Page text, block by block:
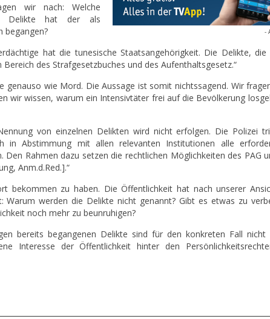
-
wir nach: Welche
Delikte hat der als
begangen?
hat die tunesische Staatsangehörigkeit. Die Delikte, die
des Strafgesetzbuches und des Aufenthaltsgesetz.“
genauso wie Mord. Die Aussage ist somit nichtssagend. Wir
wir wissen, warum ein Intensivtäter frei auf die Bevölkerung
von einzelnen Delikten wird nicht erfolgen. Die Polizei
in Abstimmung mit allen relevanten Institutionen alle
Rahmen dazu setzen die rechtlichen Möglichkeiten des PAG
Anm.d.Red.].“
bekommen zu haben. Die Öffentlichkeit hat nach unserer
werden die Delikte nicht genannt? Gibt es etwas zu
noch mehr zu beunruhigen?
bereits begangenen Delikte sind für den konkreten Fall nicht
Interesse der Öffentlichkeit hinter den